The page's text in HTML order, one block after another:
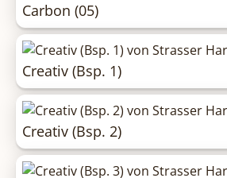
Carbon (05)
Creativ (Bsp. 1)
Creativ (Bsp. 2)